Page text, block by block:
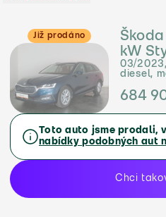
Již prodáno
Škoda
kW
03/
diesel,
684
Toto auto jsme prodali,
nabídky podobných aut
Chci